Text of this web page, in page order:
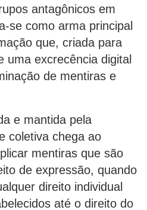
antagônicos em
se como arma principal
que, criada para
uma excrecência digital
de mentiras e
e mantida pela
coletiva chega ao
mentiras que são
de expressão, quando
direito individual
até o direito do